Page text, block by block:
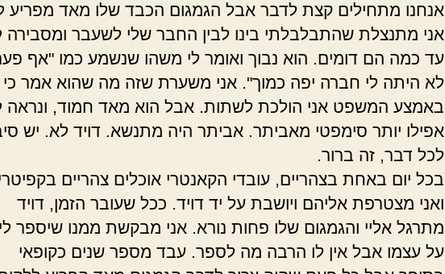
אנחנו מתחילים קצת לדבר אבל הגמגום הכבד שלו מאד מפריע
אני מתנצלת שהתבלבלתי בינו לבין החבר שלי לשעבר ומסבירה
עד כמה הם דומים. הוא נבוך ואומר לי משהו שנשמע כמו "אף
לא היתה לי חברה יפה כמוך". אני משערת שזה מה שהוא אמר כי
באמצע המשפט אני הולכת לשתות. אבל הוא מאד חמוד, ונראה
אפילו יותר סימפטי מאביתר. אביתר היה מתנשא. דויד לא. יש
לכל דבר, זה ברור.
בכל יום באחת בצהריים, עובדי הקאנטרי אוכלים צהריים
ואני מצטרפת אליהם ויושבת על יד דויד. ככל שעובר הזמן, דויד
מתרגל אליי והגמגום שלו פחות נורא. אני מבקשת ממנו שיספר לי
על עצמו אבל אין לו הרבה מה לספר. עבד מספר שנים כקופאי